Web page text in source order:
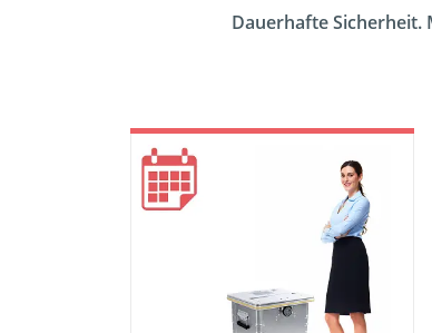
Dauerhafte Sicherheit.